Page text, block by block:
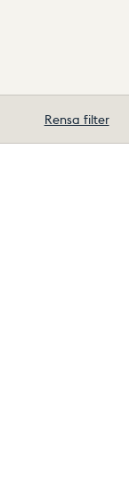
Rensa filter